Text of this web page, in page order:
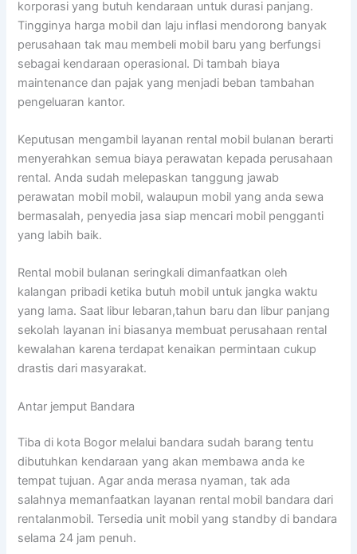
korporasi yang butuh kendaraan untuk durasi panjang.
Tingginya harga mobil dan laju inflasi mendorong banyak
perusahaan tak mau membeli mobil baru yang berfungsi
sebagai kendaraan operasional. Di tambah biaya
maintenance dan pajak yang menjadi beban tambahan
pengeluaran kantor.
Keputusan mengambil layanan rental mobil bulanan berarti
menyerahkan semua biaya perawatan kepada perusahaan
rental. Anda sudah melepaskan tanggung jawab
perawatan mobil mobil, walaupun mobil yang anda sewa
bermasalah, penyedia jasa siap mencari mobil pengganti
yang labih baik.
Rental mobil bulanan seringkali dimanfaatkan oleh
kalangan pribadi ketika butuh mobil untuk jangka waktu
yang lama. Saat libur lebaran,tahun baru dan libur panjang
sekolah layanan ini biasanya membuat perusahaan rental
kewalahan karena terdapat kenaikan permintaan cukup
drastis dari masyarakat.
Antar jemput Bandara
Tiba di kota Bogor melalui bandara sudah barang tentu
dibutuhkan kendaraan yang akan membawa anda ke
tempat tujuan. Agar anda merasa nyaman, tak ada
salahnya memanfaatkan layanan rental mobil bandara dari
rentalanmobil. Tersedia unit mobil yang standby di bandara
selama 24 jam penuh.